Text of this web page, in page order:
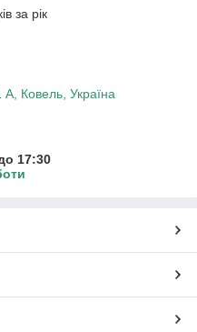
за рік
Ковель, Україна
17:30